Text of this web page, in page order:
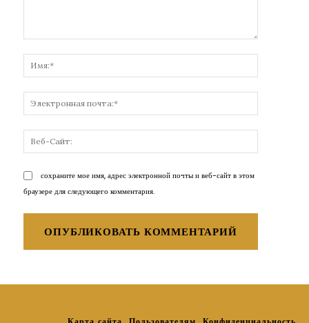
почта:*
Сайт:
сохраните мое имя, адрес электронной почты и веб-сайт в этом
браузере для следующего комментария.